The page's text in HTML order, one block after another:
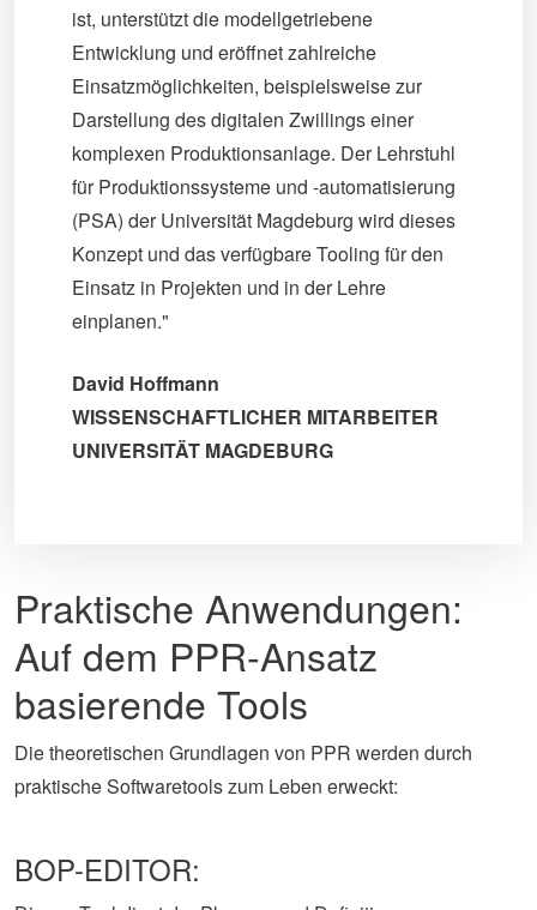
ist, unterstützt die modellgetriebene
Entwicklung und eröffnet zahlreiche
Einsatzmöglichkeiten, beispielsweise zur
Darstellung des digitalen Zwillings einer
komplexen Produktionsanlage. Der Lehrstuhl
für Produktionssysteme und -automatisierung
(PSA) der Universität Magdeburg wird dieses
Konzept und das verfügbare Tooling für den
Einsatz in Projekten und in der Lehre
einplanen."
David Hoffmann
WISSENSCHAFTLICHER MITARBEITER
UNIVERSITÄT MAGDEBURG
Praktische Anwendungen:
Auf dem PPR-Ansatz
basierende Tools
Die theoretischen Grundlagen von PPR werden durch
praktische Softwaretools zum Leben erweckt:
BOP-EDITOR: